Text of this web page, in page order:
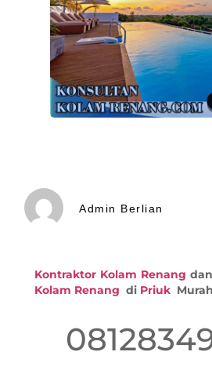
Admin Berlian
Kontraktor Kolam Renang dan
Kolam Renang di Priuk